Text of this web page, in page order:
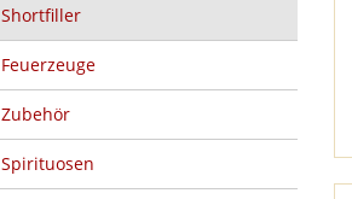
Shortfiller
Feuerzeuge
Zubehör
Spirituosen